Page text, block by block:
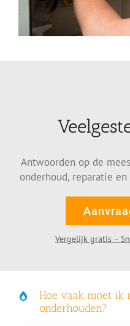
Antwoorden op de
onderhoud, reparatie
Vergelijk gratis –
Hoe vaak moet ik
onderhouden?